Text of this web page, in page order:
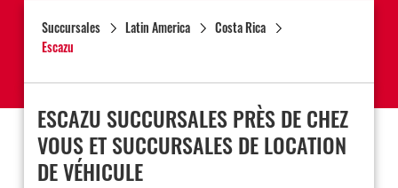
Succursales Latin America
Costa Rica
Escazu
ESCAZU SUCCURSALES PRÈS DE CHEZ
VOUS ET SUCCURSALES DE LOCATION
DE VÉHICULE